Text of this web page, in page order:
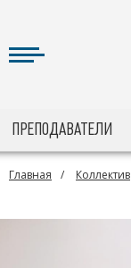
ПРЕПОДАВАТЕЛИ
Главная Коллектив